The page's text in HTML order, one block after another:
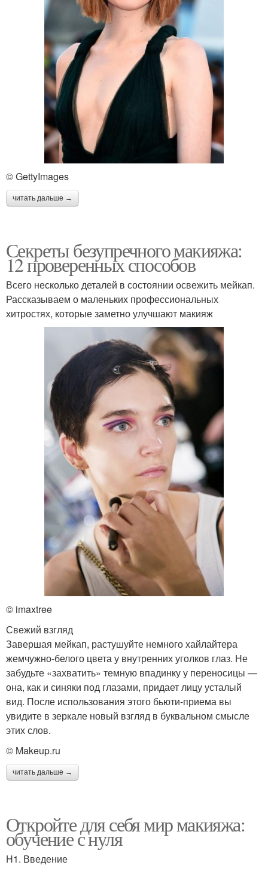
© GettyImages
читать дальше →
Секреты безупречного макияжа:
12 проверенных способов
Всего несколько деталей в состоянии освежить мейкап.
Рассказываем о маленьких профессиональных
хитростях, которые заметно улучшают макияж
© imaxtree
Свежий взгляд
Завершая мейкап, растушуйте немного хайлайтера
жемчужно-белого цвета у внутренних уголков глаз. Не
забудьте «захватить» темную впадинку у переносицы —
она, как и синяки под глазами, придает лицу усталый
вид. После использования этого бьюти-приема вы
увидите в зеркале новый взгляд в буквальном смысле
этих слов.
© Makeup.ru
читать дальше →
Откройте для себя мир макияжа:
обучение с нуля
H1. Введение